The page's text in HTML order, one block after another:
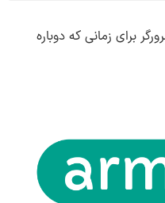
برای زمانی که دوباره